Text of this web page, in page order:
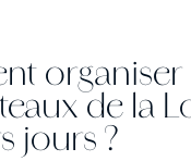
organiser
de la
jours ?